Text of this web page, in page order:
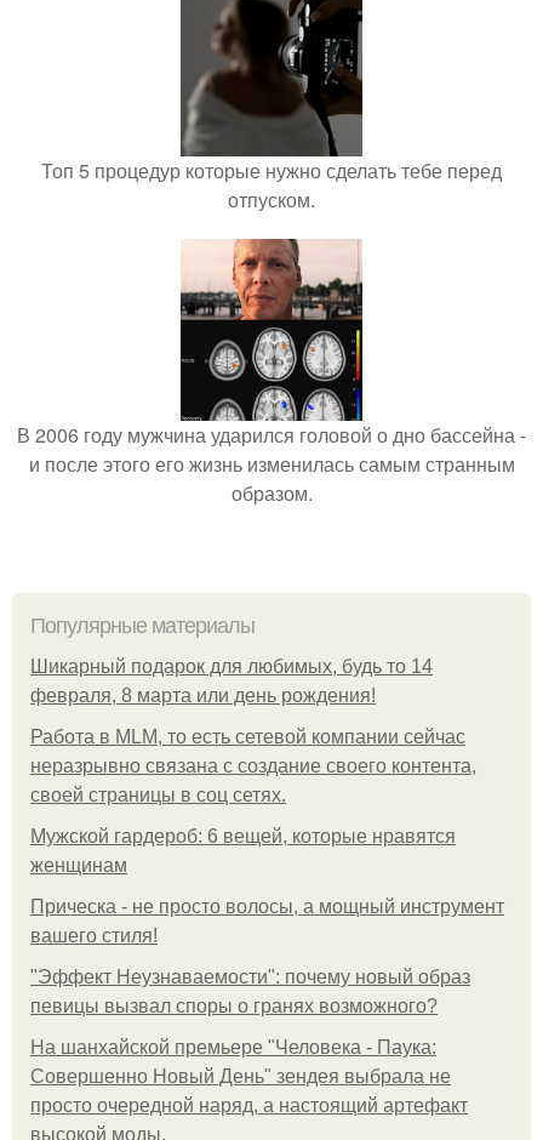
Топ 5 процедур которые нужно сделать тебе перед
отпуском.
В 2006 году мужчина ударился головой о дно бассейна -
и после этого его жизнь изменилась самым странным
образом.
Популярные материалы
Шикарный подарок для любимых, будь то 14
февраля, 8 марта или день рождения!
Работа в MLM, то есть сетевой компании сейчас
неразрывно связана с создание своего контента,
своей страницы в соц сетях.
Мужской гардероб: 6 вещей, которые нравятся
женщинам
Прическа - не просто волосы, а мощный инструмент
вашего стиля!
"Эффект Неузнаваемости": почему новый образ
певицы вызвал споры о гранях возможного?
На шанхайской премьере "Человека - Паука:
Совершенно Новый День" зендея выбрала не
просто очередной наряд, а настоящий артефакт
высокой моды.